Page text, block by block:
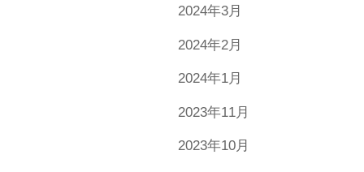
2024年3月
2024年2月
2024年1月
2023年11月
2023年10月